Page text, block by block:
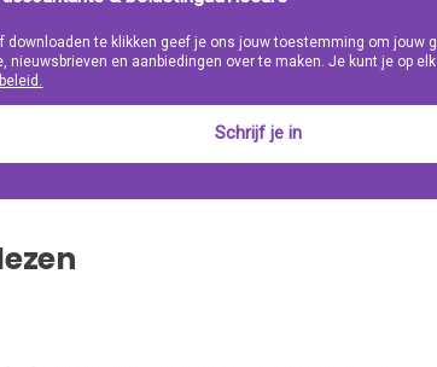
downloaden te klikken geef je ons jouw toestemming om jouw
nieuwsbrieven en aanbiedingen over te maken. Je kunt je op